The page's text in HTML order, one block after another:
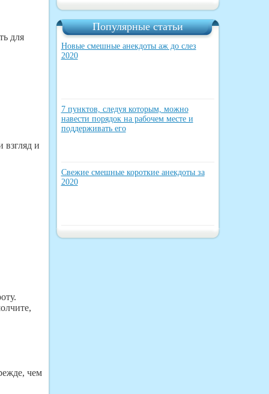
для
взгляд и
чем
Популярные статьи
Новые смешные анекдоты аж до слез
2020
7 пунктов, следуя которым, можно
навести порядок на рабочем месте и
поддерживать его
Свежие смешные короткие анекдоты за
2020